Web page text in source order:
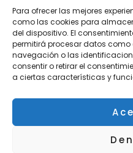
Para ofrecer las mejores
como las cookies para
del dispositivo. El
permitirá procesar datos
navegación o las
consentir o retirar el
a ciertas características y